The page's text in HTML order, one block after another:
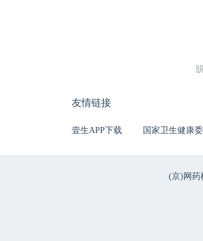
友情链接
壹生APP下载 国家卫生健康
(京)网药